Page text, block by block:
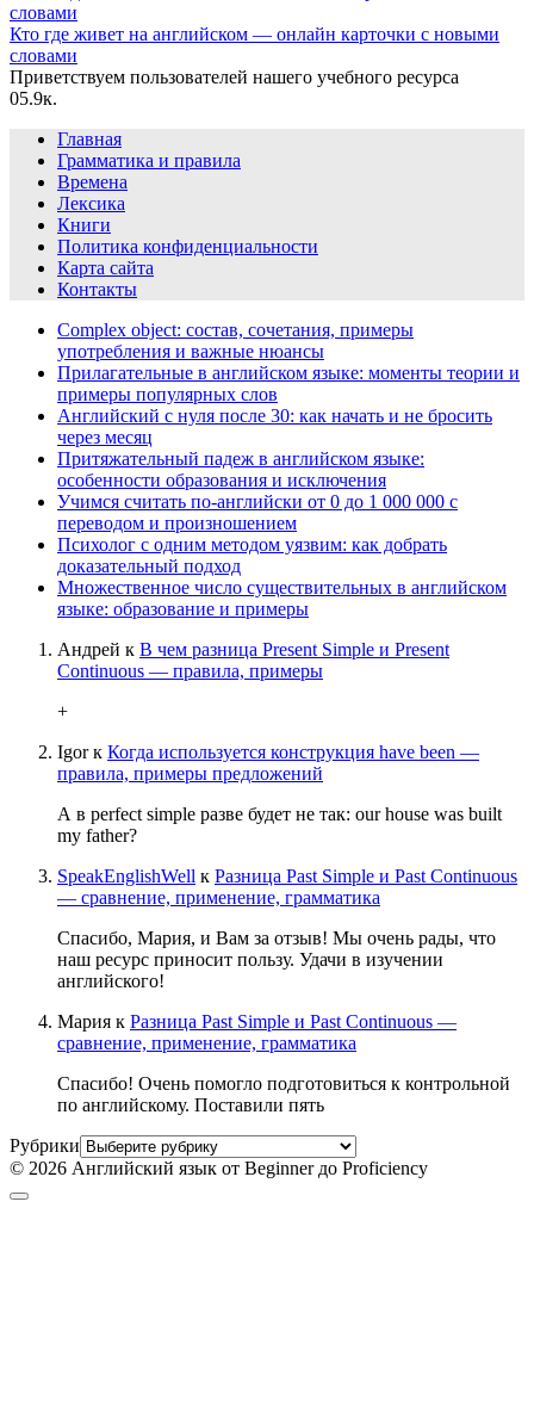
Кто где живет на английском — онлайн карточки с новыми
словами
Приветствуем пользователей нашего учебного ресурса
05.9к.
Главная
Грамматика и правила
Времена
Лексика
Книги
Политика конфиденциальности
Карта сайта
Контакты
Complex object: состав, сочетания, примеры
употребления и важные нюансы
Прилагательные в английском языке: моменты теории и
примеры популярных слов
Английский с нуля после 30: как начать и не бросить
через месяц
Притяжательный падеж в английском языке:
особенности образования и исключения
Учимся считать по-английски от 0 до 1 000 000 с
переводом и произношением
Психолог с одним методом уязвим: как добрать
доказательный подход
Множественное число существительных в английском
языке: образование и примеры
Андрей к В чем разница Present Simple и Present
Continuous — правила, примеры
+
Igorк Когда используется конструкция have been —
правила, примеры предложений
А в perfect simple разве будет не так: our house was built
my father?
SpeakEnglishWell к Разница Past Simple и Past Continuous
— сравнение, применение, грамматика
Спасибо, Мария, и Вам за отзыв! Мы очень рады, что
наш ресурс приносит пользу. Удачи в изучении
английского!
Мария к Разница Past Simple и Past Continuous —
сравнение, применение, грамматика
Спасибо! Очень помогло подготовиться к контрольной
по английскому. Поставили пять
Рубрики
© 2026 Английский язык от Beginner до Proficiency